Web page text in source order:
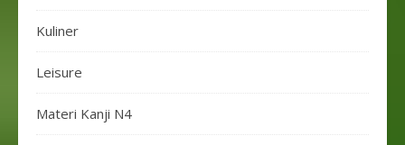
Kuliner
Leisure
Materi Kanji N4